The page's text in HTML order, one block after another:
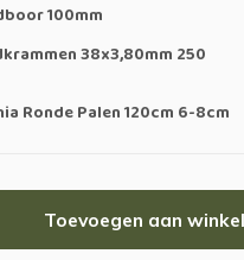
100mm
38x3,80mm 250
Ronde Palen 120cm 6-8cm
Toevoegen aan